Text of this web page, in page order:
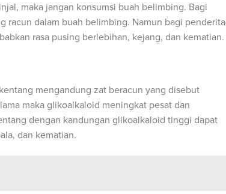
maka jangan konsumsi buah belimbing. Bagi
racun dalam buah belimbing. Namun bagi penderita
rasa pusing berlebihan, kejang, dan kematian.
mengandung zat beracun yang disebut
maka glikoalkaloid meningkat pesat dan
dengan kandungan glikoalkaloid tinggi dapat
dan kematian.